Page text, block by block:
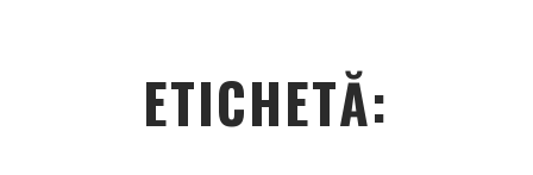
ETICHETĂ: